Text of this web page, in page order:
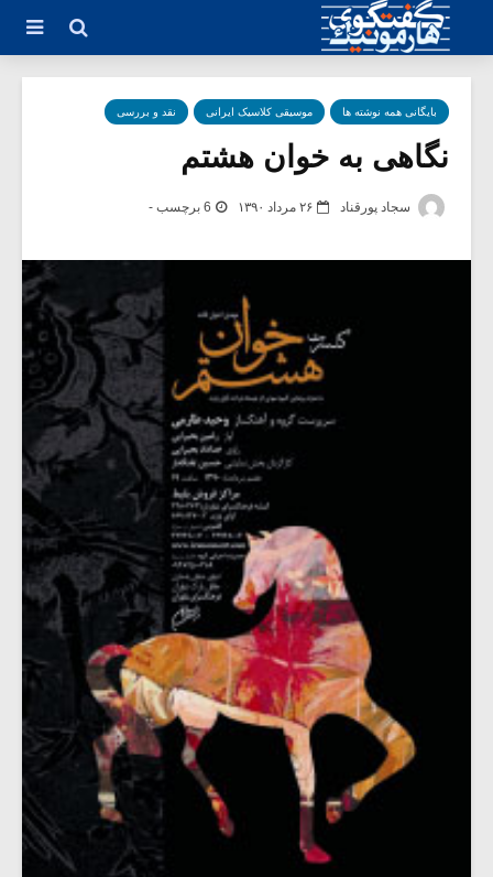
بایگانی همه نوشته ها موسیقی کلاسیک ایرانی نقد و بررسی
نگاهی به خوان هشتم
سجاد پورقناد ۲۶ مرداد ۱۳۹۰ 6 برچسب -